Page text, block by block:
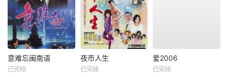
意难忘闽南语
已完结
夜市人生
已完结
爱2006
已完结